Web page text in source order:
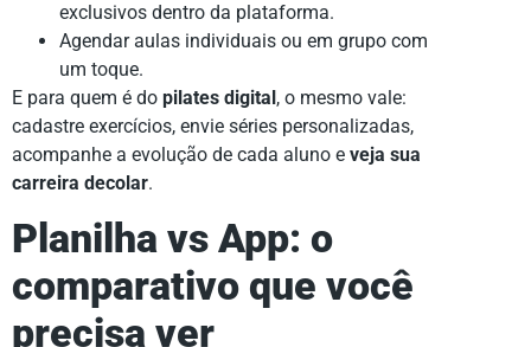
exclusivos dentro da plataforma.
Agendar aulas individuais ou em grupo com
um toque.
E para quem é do pilates digital , o mesmo vale:
cadastre exercícios, envie séries personalizadas,
acompanhe a evolução de cada aluno e veja sua
carreira decolar.
Planilha vs App: o
comparativo que você
precisa ver